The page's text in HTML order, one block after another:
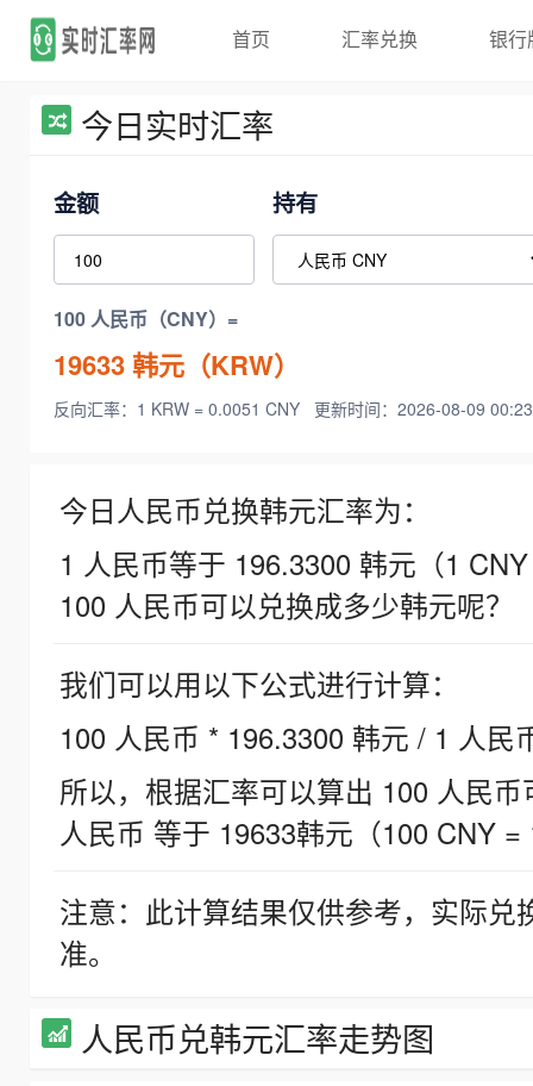
首页 汇率兑换 银行
今日实时汇率
金额 持有
100 人民币（CNY）=
19633韩元（KRW）
反向汇率：1 KRW = 0.0051 CNY 更新时间：2026-08-09
今日人民币兑换韩元汇率为：
1 人民币等于 196.3300 韩元（1
100 人民币可以兑换成多少韩元呢？
我们可以用以下公式进行计算：
100 人民币 * 196.3300 韩元 / 1 人民
所以，根据汇率可以算出 100 人民
人民币 等于 19633韩元（100 CNY =
注意：此计算结果仅供参考，实际
准。
人民币兑韩元汇率走势图